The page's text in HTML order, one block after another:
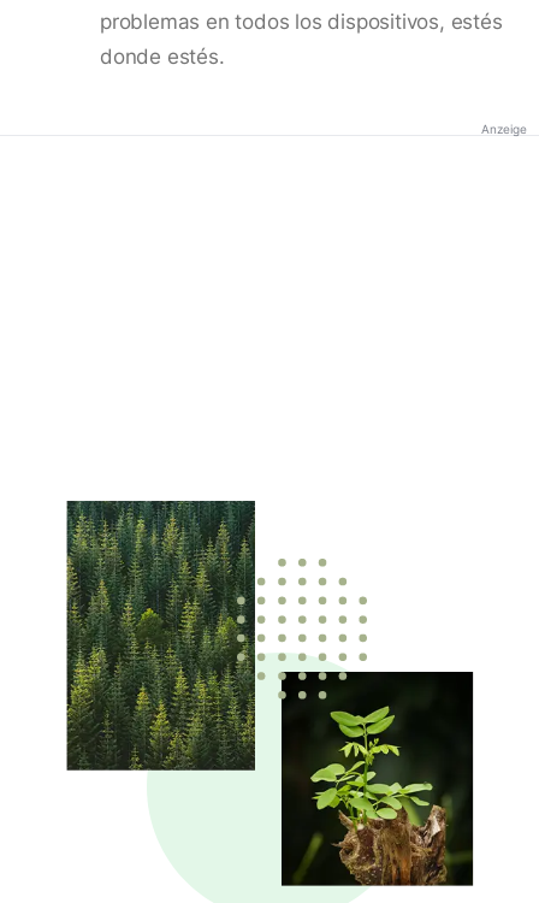
problemas en todos los dispositivos, estés
donde estés.
Anzeige